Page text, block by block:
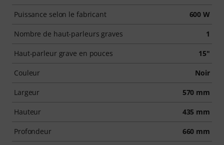
Puissance selon le fabricant 600 W
Nombre de haut-parleurs graves 1
Haut-parleur grave en pouces 15"
Couleur Noir
Largeur 570 mm
Hauteur 435 mm
Profondeur 660 mm